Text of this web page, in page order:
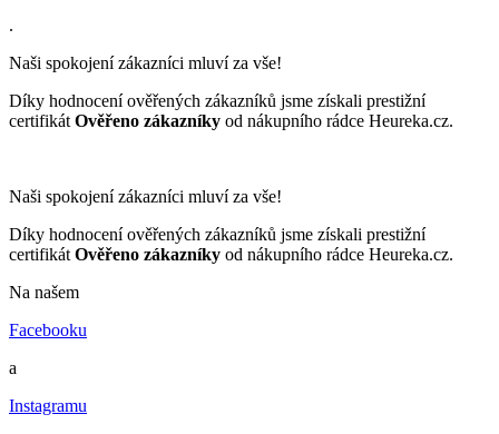
.
Naši spokojení zákazníci mluví za vše!
Díky hodnocení ověřených zákazníků jsme získali prestižní
certifikát Ověřeno zákazníky od nákupního rádce Heureka.cz.
Naši spokojení zákazníci mluví za vše!
Díky hodnocení ověřených zákazníků jsme získali prestižní
certifikát Ověřeno zákazníky od nákupního rádce Heureka.cz.
Na našem
Facebooku
a
Instagramu